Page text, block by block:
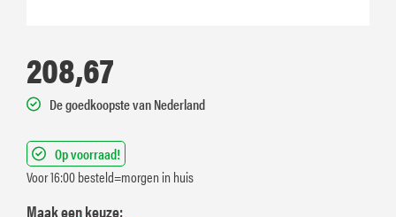
208,67
De goedkoopste van Nederland
Op voorraad!
Voor 16:00 besteld=morgen in huis
Maak een keuze: